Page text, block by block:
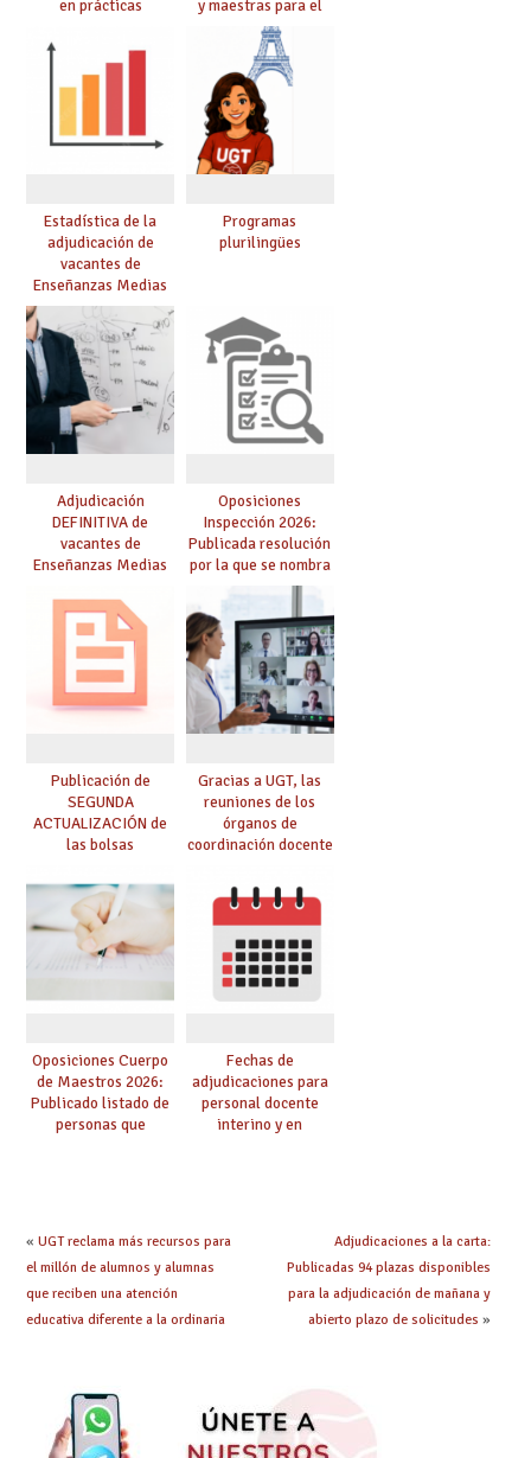
en prácticas
y maestras para el
curso 26-27
Estadística de la
adjudicación de
vacantes de
Enseñanzas Medias
para el curso 26/27
Programas
plurilingües
Adjudicación
DEFINITIVA de
vacantes de
Enseñanzas Medias
Oposiciones
Inspección 2026:
Publicada resolución
por la que se nombra
funcionarios/as en
prácticas, se regulan
dichas prácticas y se
convoca acto público
de adjudicación
Publicación de
SEGUNDA
ACTUALIZACIÓN de
las bolsas
Cuerpo de Maestros
de especialidades
convocadas a
oposición
Gracias a UGT, las
reuniones de los
órganos de
coordinación docente
de manera
telemática, sin exigir
presencialidad en el
centro
Oposiciones Cuerpo
de Maestros 2026:
Publicado listado de
personas que
Fechas de
adjudicaciones para
personal docente
interino y en
« UGT reclama más recursos para
el millón de alumnos y alumnas
que reciben una atención
educativa diferente a la ordinaria
Adjudicaciones a la carta:
Publicadas 94 plazas disponibles
para la adjudicación de mañana y
abierto plazo de solicitudes »